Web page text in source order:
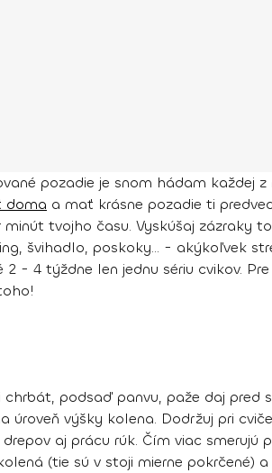
pozadie je snom hádam každej
doma a mať krásne pozadie ti
tvojho času. Vyskúšaj zázraky
švihadlo, poskoky... - akýkoľvek
- 4 týždne len jednu sériu cvikov.
podsaď panvu, paže daj pred
úroveň výšky kolena. Dodržuj pri
aj prácu rúk. Čím viac smerujú
(tie sú v stoji mierne pokrčené)